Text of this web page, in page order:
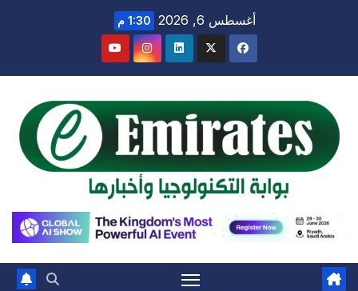
أغسطس 6, 2026 1:30 م